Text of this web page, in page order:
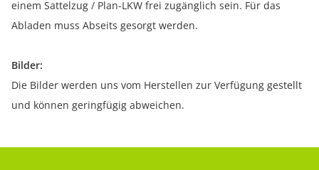
einem Sattelzug / Plan-LKW frei zugänglich sein. Für das
Abladen muss Abseits gesorgt werden.
Bilder:
Die Bilder werden uns vom Herstellen zur Verfügung gestellt
und können geringfügig abweichen.